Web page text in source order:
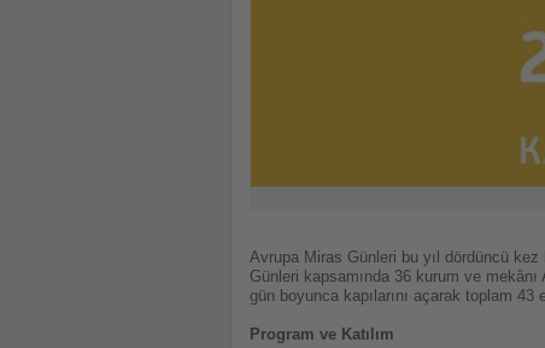
Avrupa Miras Günleri bu yıl dördüncü
Günleri kapsamında 36 kurum ve
gün boyunca kapılarını açarak toplam 43
Program ve Katılım